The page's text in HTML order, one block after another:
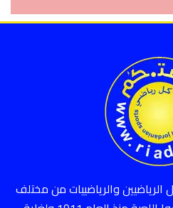
والرياضييات من مختلف